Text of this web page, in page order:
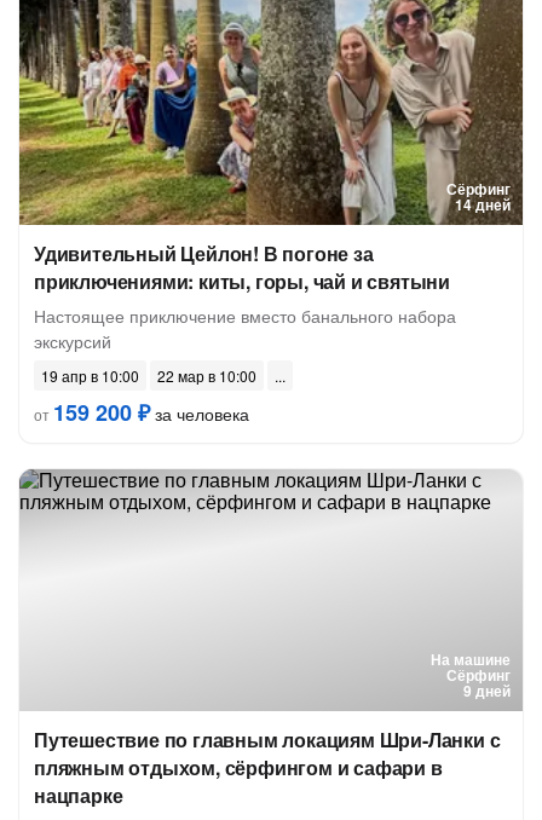
Сёрфинг
14 дней
Удивительный Цейлон! В погоне за
приключениями: киты, горы, чай и святыни
Настоящее приключение вместо банального набора
экскурсий
19 апр в 10:00
22 мар в 10:00
от 159 200 ₽за человека
На машине
Сёрфинг
9 дней
Путешествие по главным локациям Шри-Ланки с
пляжным отдыхом, сёрфингом и сафари в
нацпарке